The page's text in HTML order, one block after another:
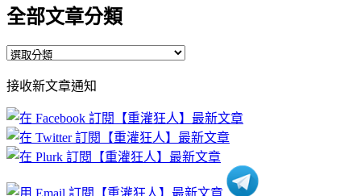
全部文章分類
全
文
章
分
類
接收新文章通知